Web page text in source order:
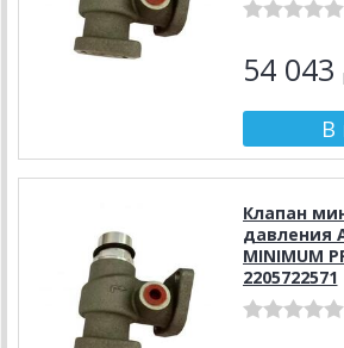
54 043
Клапан
давления
MINIMUM
2205722571